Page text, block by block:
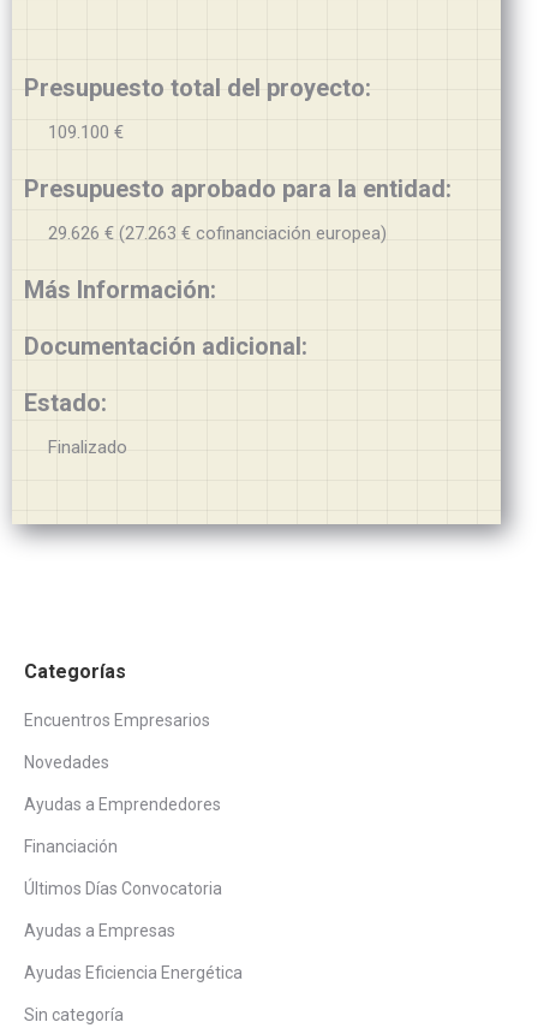
Presupuesto total del proyecto:
109.100 €
Presupuesto aprobado para la entidad:
29.626 € (27.263 € cofinanciación europea)
Más Información:
Documentación adicional:
Estado:
Finalizado
Categorías
Encuentros Empresarios
Novedades
Ayudas a Emprendedores
Financiación
Últimos Días Convocatoria
Ayudas a Empresas
Ayudas Eficiencia Energética
Sin categoría